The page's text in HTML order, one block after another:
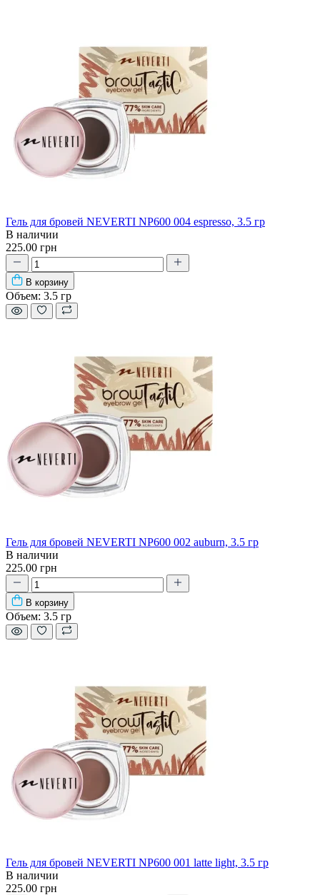
Гель для бровей NEVERTI NP600 004 espresso, 3.5 гр
В наличии
225.00 грн
В корзину
Объем: 3.5 гр
Гель для бровей NEVERTI NP600 002 auburn, 3.5 гр
В наличии
225.00 грн
В корзину
Объем: 3.5 гр
Гель для бровей NEVERTI NP600 001 latte light, 3.5 гр
В наличии
225.00 грн